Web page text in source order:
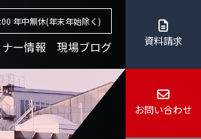
年中無休(年末年始除く)
ー情報 現場ブログ 資料請求
お問い合わせ